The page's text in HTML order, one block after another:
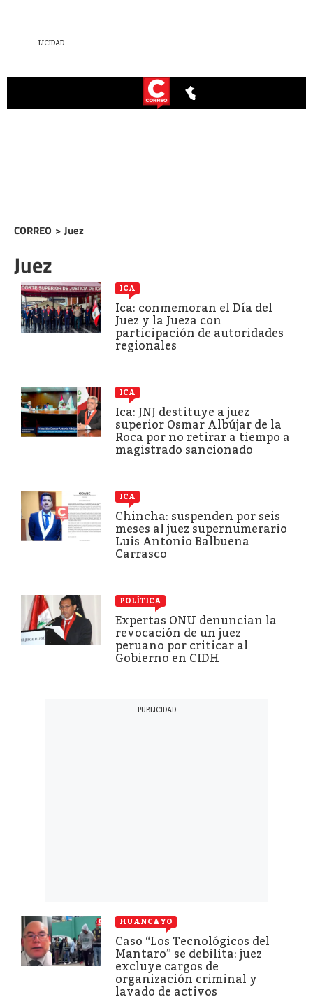
CORREO > Juez
Juez
ICA
Ica: conmemoran el Día del
Juez y la Jueza con
participación de autoridades
regionales
ICA
Ica: JNJ destituye a juez
superior Osmar Albújar de la
Roca por no retirar a tiempo a
magistrado sancionado
ICA
Chincha: suspenden por seis
meses al juez supernumerario
Luis Antonio Balbuena
Carrasco
POLÍTICA
Expertas ONU denuncian la
revocación de un juez
peruano por criticar al
Gobierno en CIDH
HUANCAYO
Caso “Los Tecnológicos del
Mantaro” se debilita: juez
excluye cargos de
organización criminal y
lavado de activos